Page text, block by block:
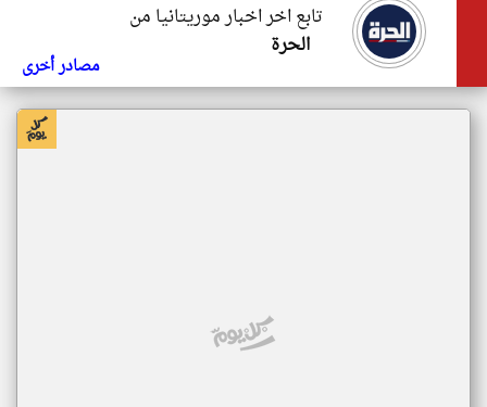
تابع اخر اخبار موريتانيا من
الحرة
مصادر أخرى